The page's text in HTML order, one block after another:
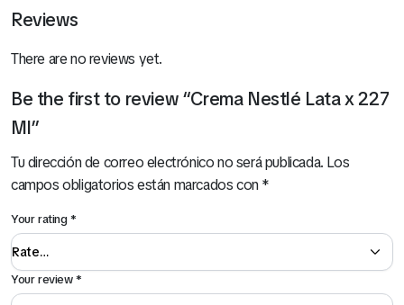
S/
Mira Todo nuestro Catálogo
Reviews
There are no reviews yet.
Be the first to review “Crema Nestlé Lata x 227
Ml”
Tu dirección de correo electrónico no será publicada. Los
campos obligatorios están marcados con*
Your rating*
Your review*